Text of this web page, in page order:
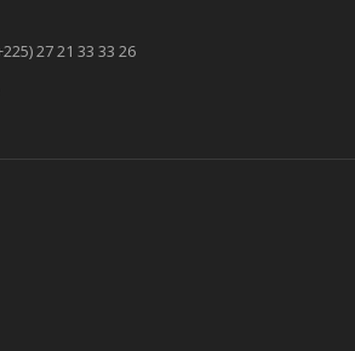
27 21 33 33 26